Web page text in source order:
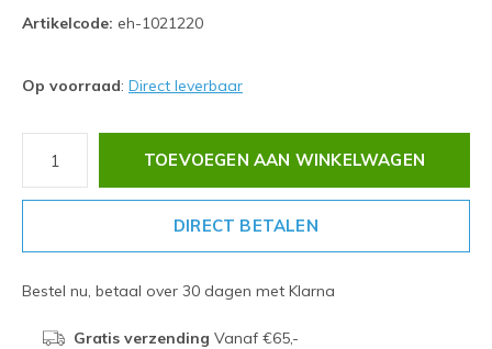
Artikelcode: eh-1021220
Op voorraad: Direct leverbaar
TOEVOEGEN AAN WINKELWAGEN
DIRECT BETALEN
Bestel nu, betaal over 30 dagen met Klarna
Gratis verzending Vanaf €65,-